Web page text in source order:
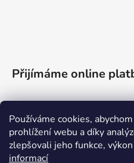
Používáme cookies,
prohlížení webu a díky
zlepšovali jeho funkce,
informací
Přijímáme online